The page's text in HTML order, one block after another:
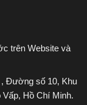
trên Website và
Đường số 10, Khu
Hồ Chí Minh.